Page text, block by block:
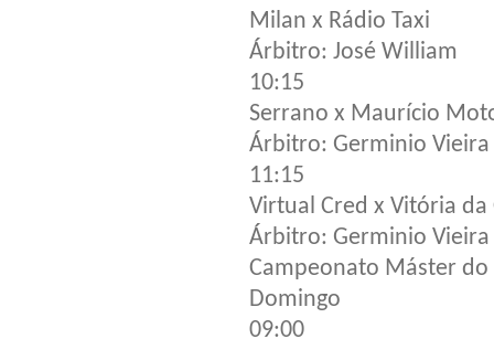
Milan x Rádio Taxi
Árbitro: José William
10:15
Serrano x Maurício
Árbitro: Germinio Vieira
11:15
Virtual Cred x Vitória da
Árbitro: Germinio Vieira
Campeonato Máster do
Domingo
09:00